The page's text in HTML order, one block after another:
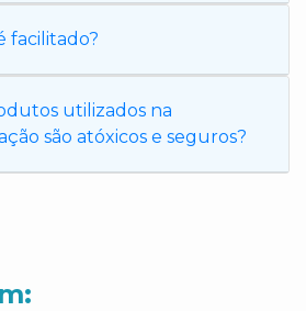
facilitado?
utilizados na
são atóxicos e seguros?